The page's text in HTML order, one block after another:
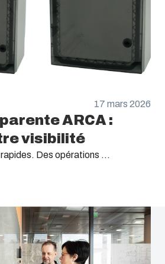
17 mars 2026
ARCA :
visibilité
Des opérations ...